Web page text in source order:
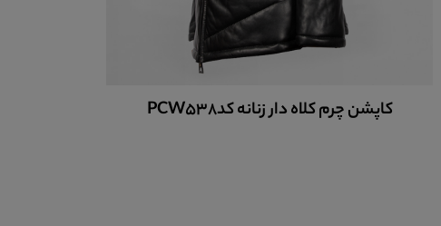
کاپشن چرم کلاه دار زنانه کدPCW538